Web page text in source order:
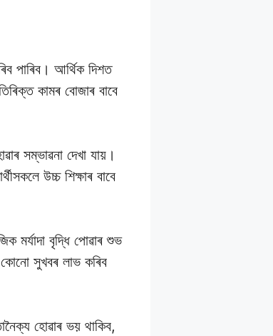
পাৰিব। আৰ্থিক দিশত
কামৰ বোজাৰ বাবে
সম্ভাৱনা দেখা যায়।
উচ্চ শিক্ষাৰ বাবে
মৰ্যাদা বৃদ্ধি পোৱাৰ শুভ
সুখবৰ লাভ কৰিব
হোৱাৰ ভয় থাকিব,